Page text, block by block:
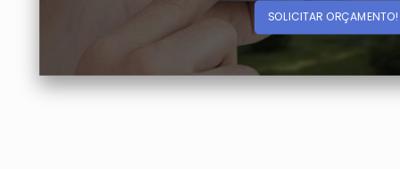
SOLICITAR ORÇAMENTO!